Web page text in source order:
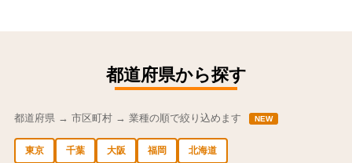
都道府県から探す
都道府県 → 市区町村 → 業種の順で絞り込めます NEW
東京 千葉 大阪 福岡 北海道